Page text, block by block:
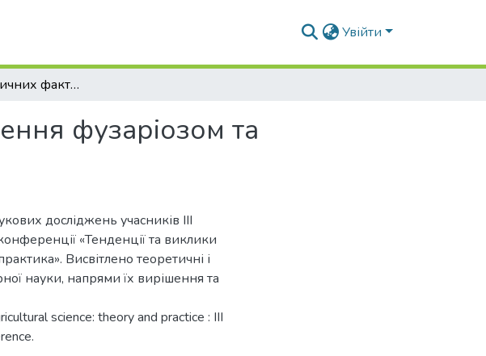
Увійти
Вплив кліматичних факторів иа зараження фузаріозом та мікотоксинами пшениці озимої
фузаріозом та
досліджень учасників IIІ
«Тенденції та виклики
Висвітлено теоретичні і
науки, напрями їх вирішення та
science: theory and practice : III